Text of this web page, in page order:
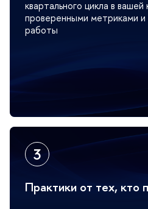
квартального цикла в вашей
проверенными метриками
работы
Практики от тех, кто